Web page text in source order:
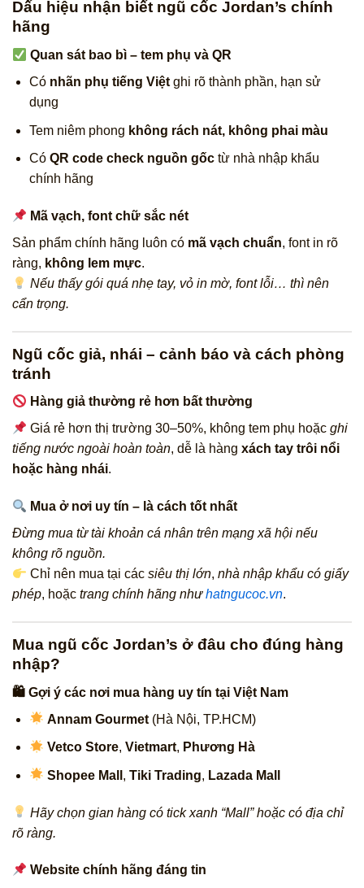
Dấu hiệu nhận biết ngũ cốc Jordan’s chính
hãng
Quan sát bao bì – tem phụ và QR
Có nhãn phụ tiếng Việtghi rõ thành phần, hạn sử
dụng
Tem niêm phong không rách nát, không phai màu
Có QR code check nguồn gốctừ nhà nhập khẩu
chính hãng
Mã vạch, font chữ sắc nét
Sản phẩm chính hãng luôn có mã vạch chuẩn, font in rõ
ràng, không lem mực.
Nếu thấy gói quá nhẹ tay, vỏ in mờ, font lỗi… thì nên
cẩn trọng.
Ngũ cốc giả, nhái – cảnh báo và cách phòng
tránh
Hàng giả thường rẻ hơn bất thường
Giá rẻ hơn thị trường 30–50%, không tem phụ hoặcghi
tiếng nước ngoài hoàn toàn, dễ là hàng xách tay trôi nổi
hoặc hàng nhái.
Mua ở nơi uy tín – là cách tốt nhất
Đừng mua từ tài khoản cá nhân trên mạng xã hội nếu
không rõ nguồn.
Chỉ nên mua tại cácsiêu thị lớn,nhà nhập khẩu có giấy
phép, hoặc trang chính hãng nhưhatngucoc.vn.
Mua ngũ cốc Jordan’s ở đâu cho đúng hàng
nhập?
🛍 Gợi ý các nơi mua hàng uy tín tại Việt Nam
Annam Gourmet (Hà Nội, TP.HCM)
Vetco Store,Vietmart, Phương Hà
Shopee Mall ,Tiki Trading, Lazada Mall
Hãy chọn gian hàng có tick xanh “Mall” hoặc có địa chỉ
rõ ràng.
Website chính hãng đáng tin